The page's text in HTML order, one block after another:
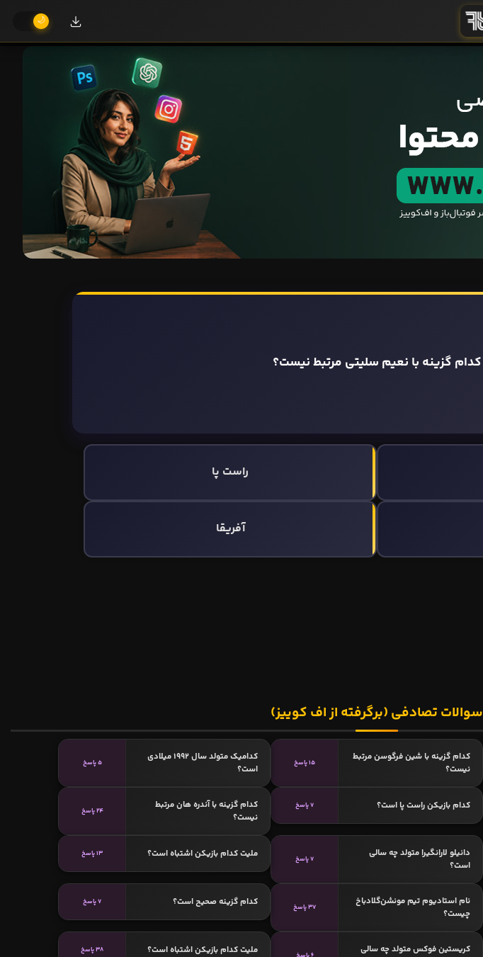
کدام گزینه با نعیم سلیتی مرتبط نیست؟
راست پا
آفریقا
سوالات تصادفی (برگرفته از اف کوییز)
کدام گزینه با شین فرگوسن مرتبط
نیست؟
15 پاسخ
کدامیک متولد سال 1992 میلادی
است؟
5 پاسخ
کدام بازیکن راست پا است؟ 7 پاسخ
کدام گزینه با آندره هان مرتبط
نیست؟
24 پاسخ
دانیلو لارانگیرا متولد چه سالی
است؟
7 پاسخ ملیت کدام بازیکن اشتباه است؟ 13 پاسخ
نام استادیوم تیم مونشن‌گلادباخ
چیست؟
37 پاسخ کدام گزینه صحیح است؟ 7 پاسخ
کریستین فوکس متولد چه سالی
ملیت کدام بازیکن اشتباه است؟ 38 پاسخ